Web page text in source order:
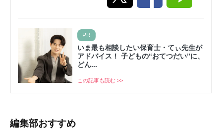
PR
いま最も相談したい保育士・てぃ先生が
アドバイス！ 子どもの“おてつだい”に、
どん...
この記事も読む >>
編集部おすすめ